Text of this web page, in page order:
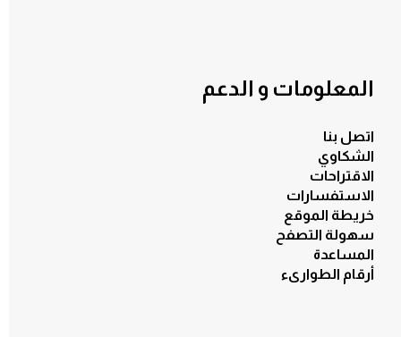
المعلومات و الدعم
اتصل بنا
الشكاوي
الاقتراحات
الاستفسارات
خريطة الموقع
سهولة التصفح
المساعدة
أرقام الطوارىء